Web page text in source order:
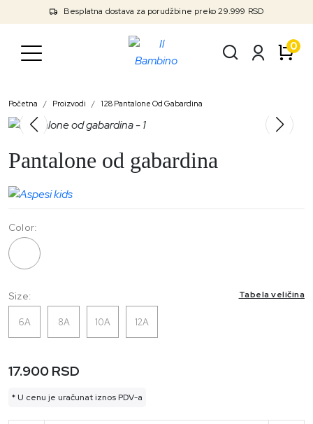
Besplatna dostava za porudžbine preko 29.999 RSD
0
Početna Proizvodi 128 Pantalone Od Gabardina
Pantalone od gabardina
Size: Tabela veličina
6A 8A 10A 12A
Color:
17.900 RSD
* U cenu je uračunat iznos PDV-a